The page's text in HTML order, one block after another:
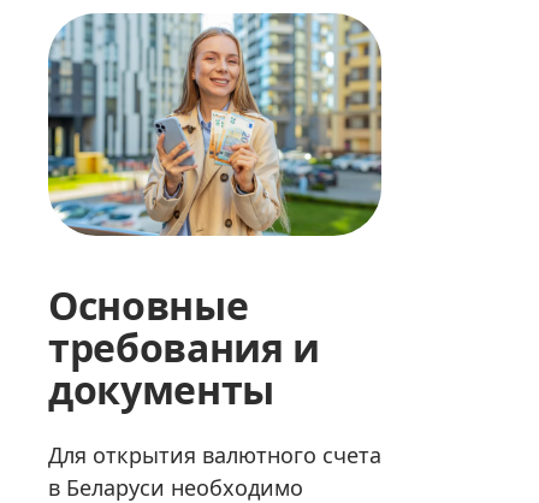
Основные
требования и
документы
Для открытия валютного счета
в Беларуси необходимо